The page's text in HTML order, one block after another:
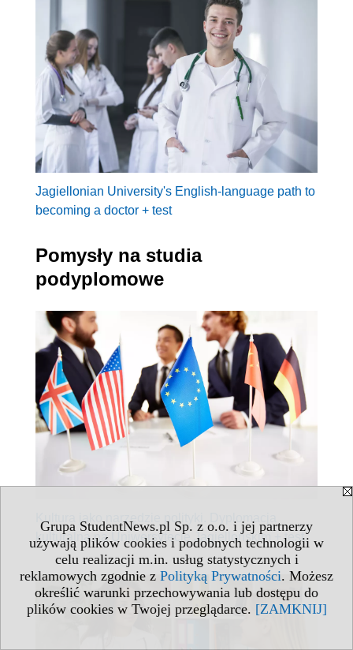
Grupa StudentNews.pl Sp. z o.o. i jej partnerzy
używają plików cookies i podobnych technologii w
celu realizacji m.in. usług statystycznych i
reklamowych zgodnie z Polityką Prywatności. Możesz
określić warunki przechowywania lub dostępu do
plików cookies w Twojej przeglądarce. [ZAMKNIJ]
Jagiellonian University's English-language path to
becoming a doctor + test
Pomysły na studia
podyplomowe
kulturalna na Uniwersytecie Jagiellońskim + test